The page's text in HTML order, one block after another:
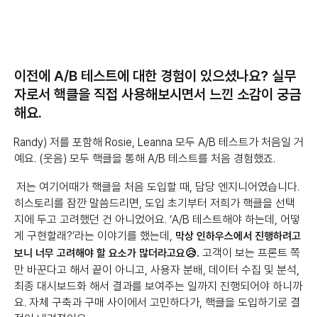
이전에 A/B 테스트에 대한 경험이 있으셨나요? 실무
자로서 핵클을 직접 사용해보시면서 느낀 소감이 궁금
해요.
Randy) 저를 포함해 Rosie, Leanna 모두 A/B 테스트가 처음일 거
예요. (웃음) 모두 핵클을 통해 A/B 테스트를 처음 경험했죠.
저는 여기어때가 핵클을 처음 도입할 때, 담당 엔지니어였습니다.
히스토리를 잠깐 말씀드리면, 도입 초기부터 저희가 핵클을 선택
지에 두고 고려했던 건 아니었어요. ‘A/B 테스트해야 하는데, 어떻
게 구현할래?’라는 이야기를 했는데,
막상 인하우스에서 진행하려고
보니 너무 고려해야 할 요소가 많더라고요😥. 고객이 보는 프론트 쪽
만 바꾼다고 해서 끝이 아니고, 사용자 분배, 데이터 수집 및 분석,
최종 대시보드화 해서 결과를 보여주는 일까지 진행되어야 하니까
요. 자체 구축과 구매 사이에서 고민하다가, 핵클을 도입하기로 결